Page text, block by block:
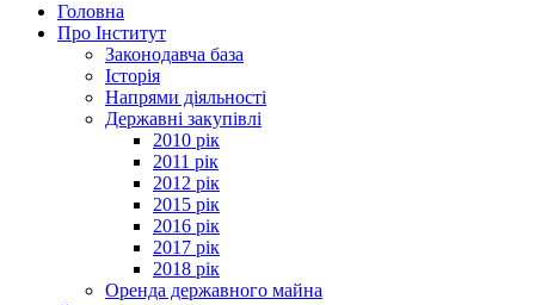
Головна
Про Інститут
Законодавча база
Історія
Напрями діяльності
Державні закупівлі
2010 рік
2011 рік
2012 рік
2015 рік
2016 рік
2017 рік
2018 рік
Оренда державного майна